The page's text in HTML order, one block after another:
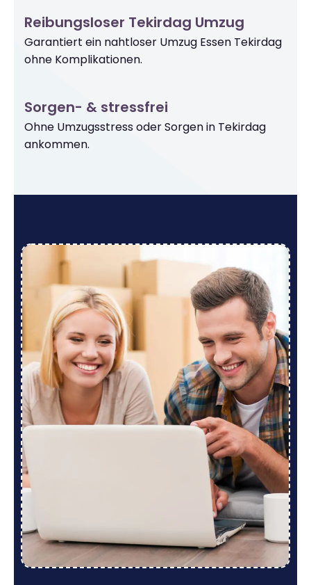
Reibungsloser Tekirdag Umzug
Garantiert ein nahtloser Umzug Essen Tekirdag
ohne Komplikationen.
Sorgen- & stressfrei
Ohne Umzugsstress oder Sorgen in Tekirdag
ankommen.